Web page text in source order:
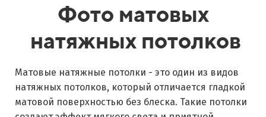
Фото матовых
натяжных потолков
Матовые натяжные потолки - это один из видов
натяжных потолков, который отличается гладкой
матовой поверхностью без блеска. Такие потолки